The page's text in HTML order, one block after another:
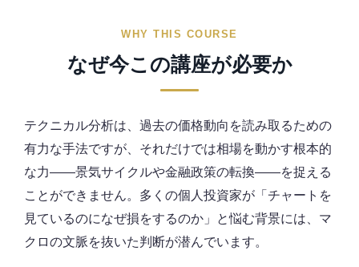
WHY THIS COURSE
なぜ今この講座が必要か
テクニカル分析は、過去の価格動向を読み取るための
有力な手法ですが、それだけでは相場を動かす根本的
な力——景気サイクルや金融政策の転換——を捉える
ことができません。多くの個人投資家が「チャートを
見ているのになぜ損をするのか」と悩む背景には、マ
クロの文脈を抜いた判断が潜んでいます。